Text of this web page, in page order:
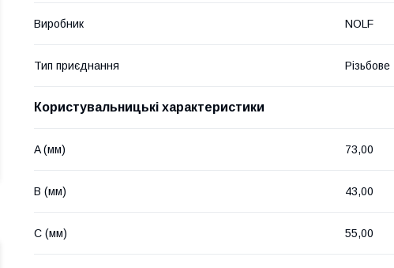
Виробник NOLF
Тип приєднання Різьбове
Користувальницькі характеристики
A (мм) 73,00
B (мм) 43,00
C (мм) 55,00